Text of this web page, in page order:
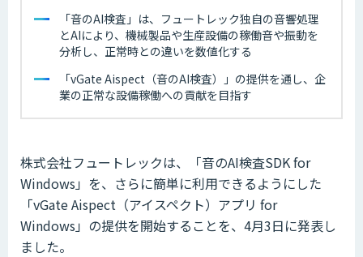
「音のAI検査」は、フュートレック独自の音響処理
とAIにより、機械製品や生産設備の稼働音や振動を
分析し、正常時との違いを数値化する
「vGate Aispect（音のAI検査）」の提供を通し、企
業の正常な設備稼働への貢献を目指す
株式会社フュートレックは、「音のAI検査SDK for
Windows」を、さらに簡単に利用できるようにした
「vGate Aispect（アイスペクト）アプリ for
Windows」の提供を開始することを、4月3日に発表し
ました。